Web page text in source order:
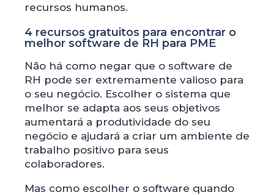
recursos humanos.
4 recursos gratuitos para encontrar o
melhor software de RH para PME
Não há como negar que o software de
RH pode ser extremamente valioso para
o seu negócio. Escolher o sistema que
melhor se adapta aos seus objetivos
aumentará a produtividade do seu
negócio e ajudará a criar um ambiente de
trabalho positivo para seus
colaboradores.
Mas como escolher o software quando